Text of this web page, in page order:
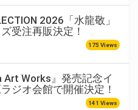
2026「水龍敬」
受注再販決定！
175 Views
Art Works』発売記念イ
ジオ会館で開催決定！
141 Views